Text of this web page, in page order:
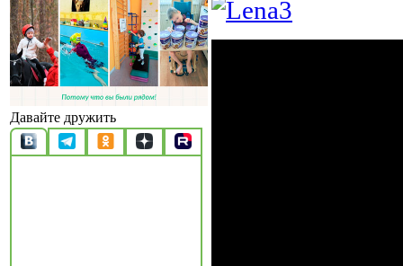
Давайте дружить